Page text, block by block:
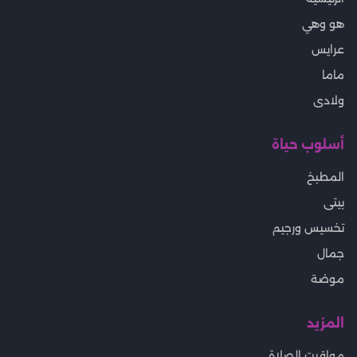
هو وهي
عرايس
ماما
ولادى
أسلوب حياة
المطبخ
بيتى
تخسيس ورجيم
جمال
موضة
المزيد